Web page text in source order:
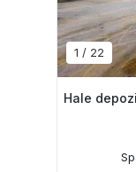
1 / 22
Hale